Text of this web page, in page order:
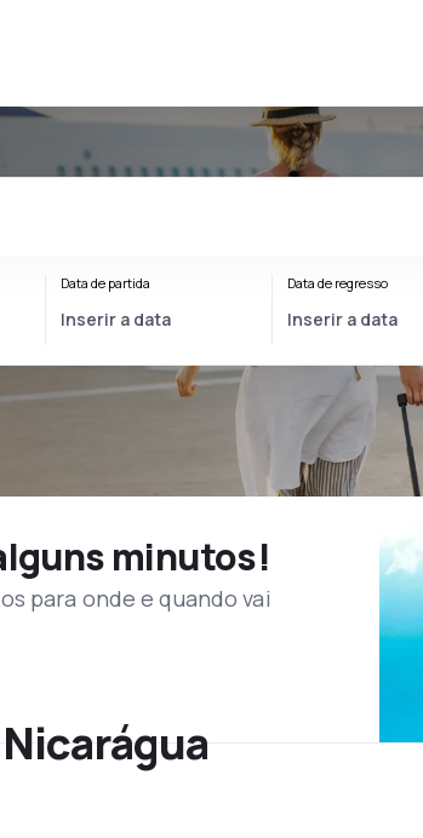
Data de partida Data de regresso
minutos!
para onde e quando vai